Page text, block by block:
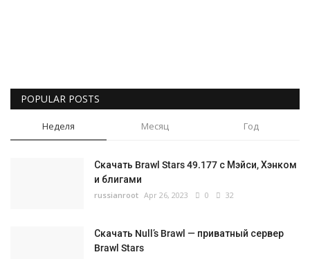
POPULAR POSTS
Неделя Месяц Год
Скачать Brawl Stars 49.177 с Мэйси, Хэнком
и блигами
russianroot Apr 26, 2023 0 32
Скачать Null’s Brawl — приватный сервер
Brawl Stars